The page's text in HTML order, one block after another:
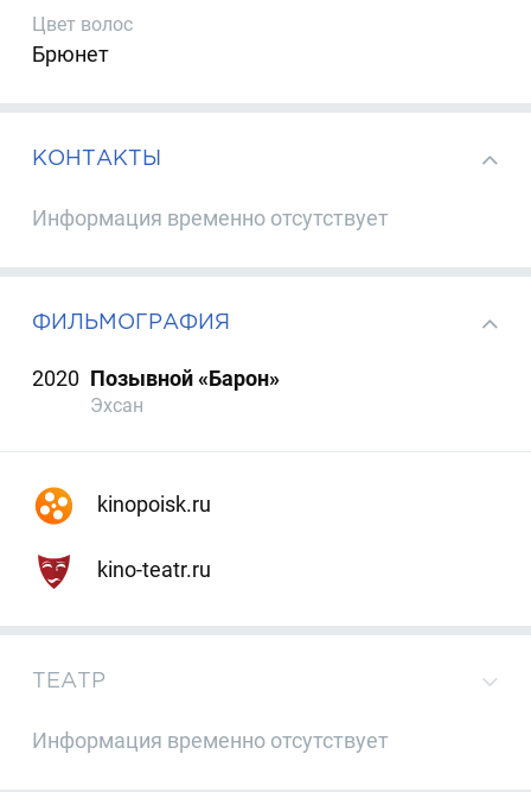
Цвет волос
Брюнет
КОНТАКТЫ
Информация временно отсутствует
ФИЛЬМОГРАФИЯ
2020 Позывной «Барон»
Эхсан
kinopoisk.ru
kino-teatr.ru
ТЕАТР
Информация временно отсутствует